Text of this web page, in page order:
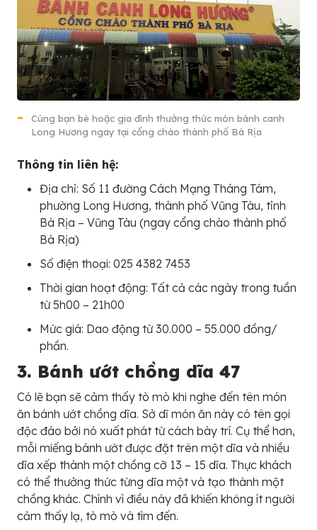
Cùng bạn bè hoặc gia đình thưởng thức món bánh canh
Long Hương ngay tại cổng chào thành phố Bà Rịa
Thông tin liên hệ:
Địa chỉ: Số 11 đường Cách Mạng Tháng Tám,
phường Long Hương, thành phố Vũng Tàu, tỉnh
Bà Rịa – Vũng Tàu (ngay cổng chào thành phố
Bà Rịa)
Số điện thoại: 025 4382 7453
Thời gian hoạt động: Tất cả các ngày trong tuần
từ 5h00 – 21h00
Mức giá: Dao động từ 30.000 – 55.000 đồng/
phần.
3. Bánh ướt chồng dĩa 47
Có lẽ bạn sẽ cảm thấy tò mò khi nghe đến tên món
ăn bánh ướt chồng dĩa. Sở dĩ món ăn này có tên gọi
độc đáo bởi nó xuất phát từ cách bày trí. Cụ thể hơn,
mỗi miếng bánh ướt được đặt trên một dĩa và nhiều
dĩa xếp thành một chồng cỡ 13 – 15 dĩa. Thực khách
có thể thưởng thức từng dĩa một và tạo thành một
chồng khác. Chính vì điều này đã khiến không ít người
cảm thấy lạ, tò mò và tìm đến.